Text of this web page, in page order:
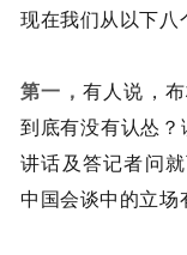
现在我们从以下八
第一， 有人说，
到底有没有认怂
讲话及答记者问
中国会谈中的立场